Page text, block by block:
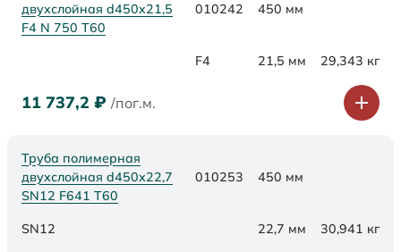
двухслойная d450x21,5
F4 N 750 Т60
010242 450 мм
F4 21,5 мм 29,343 кг
11 737,2 ₽ /пог.м.
Труба полимерная
двухслойная d450х22,7
SN12 F641 Т60
010253 450 мм
SN12 22,7 мм 30,941 кг